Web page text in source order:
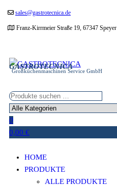
Zumsales@gastrotecnica.de
Franz-Kirrmeier Straße 19, 67347 Speyer
GASTROTECNICA
Großküchenmaschinen Service GmbH
0
0,00 €
HOME
PRODUKTE
ALLE PRODUKTE